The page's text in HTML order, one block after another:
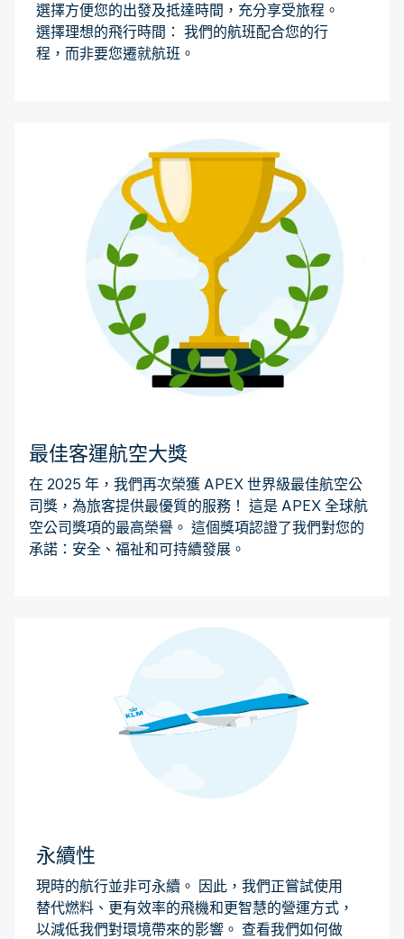
選擇方便您的出發及抵達時間，充分享受旅程。
選擇理想的飛行時間： 我們的航班配合您的行
程，而非要您遷就航班。
最佳客運航空大獎
在 2025 年，我們再次榮獲 APEX 世界級最佳航空公
司獎，為旅客提供最優質的服務！ 這是 APEX 全球航
空公司獎項的最高榮譽。 這個獎項認證了我們對您的
承諾：安全、福祉和可持續發展。
永續性
現時的航行並非可永續。 因此，我們正嘗試使用
替代燃料、更有效率的飛機和更智慧的營運方式，
以減低我們對環境帶來的影響。 查看我們如何做